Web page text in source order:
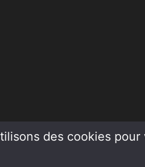
des cookies